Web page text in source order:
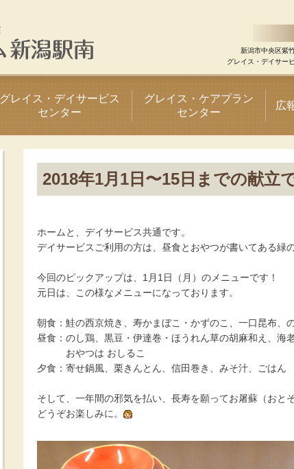
新潟市中央区紫
グレイス・デイサー
グレイス・デイサービス
センター
グレイス・ケアプラン
センター
広
2018年1月1日〜15日までの献立で
ホームと、デイサービス共通です。
デイサービスご利用の方は、昼食とおやつが書いてある緑
今回のピックアップは、1月1日（月）のメニューです！
元日は、この様なメニューになっております。
朝食：鮭の西京焼き、寿かまぼこ・かずのこ、一口昆布、
昼食：のし鶏、黒豆・伊達巻・ほうれん草の胡麻和え、海
おやつは おしるこ
夕食：寄せ鍋風、栗きんとん、信田巻き、みそ汁、ごはん
そして、一年間の邪気を払い、長寿を願ってお屠蘇（おと
どうぞお楽しみに。